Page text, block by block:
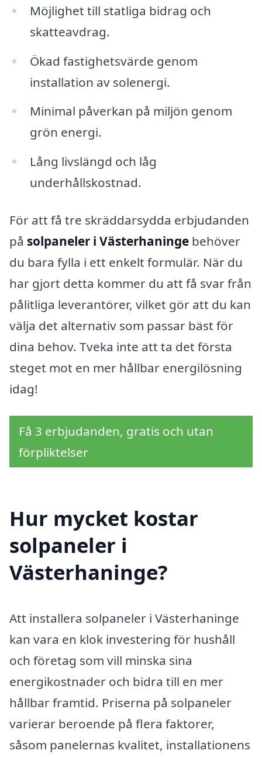
Möjlighet till statliga bidrag och
skatteavdrag.
Ökad fastighetsvärde genom
installation av solenergi.
Minimal påverkan på miljön genom
grön energi.
Lång livslängd och låg
underhållskostnad.
För att få tre skräddarsydda erbjudanden
på solpaneler i Västerhaninge behöver
du bara fylla i ett enkelt formulär. När du
har gjort detta kommer du att få svar från
pålitliga leverantörer, vilket gör att du kan
välja det alternativ som passar bäst för
dina behov. Tveka inte att ta det första
steget mot en mer hållbar energilösning
idag!
Få 3 erbjudanden, gratis och utan
förpliktelser
Hur mycket kostar
solpaneler i
Västerhaninge?
Att installera solpaneler i Västerhaninge
kan vara en klok investering för hushåll
och företag som vill minska sina
energikostnader och bidra till en mer
hållbar framtid. Priserna på solpaneler
varierar beroende på flera faktorer,
såsom panelernas kvalitet, installationens